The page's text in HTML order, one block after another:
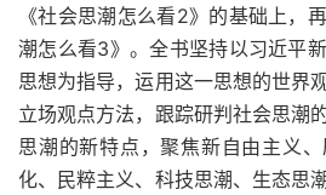
《社会思潮怎么看2》的基础上，
潮怎么看3》。全书坚持以习近平
思想为指导，运用这一思想的世界
立场观点方法，跟踪研判社会思潮
思潮的新特点，聚焦新自由主义
化、民粹主义、科技思潮、生态思